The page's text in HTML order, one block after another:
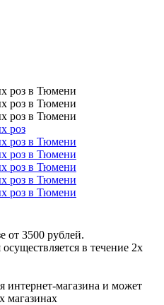
от 3500 рублей.
в течение 2х
интернет-магазина и может
магазинах